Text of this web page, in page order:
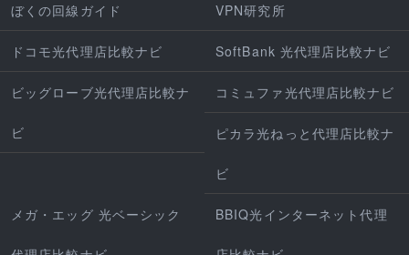
ぼくの回線ガイド VPN研究所
ドコモ光代理店比較ナビ SoftBank 光代理店比較ナビ
ビッグローブ光代理店比較ナ
ビ
コミュファ光代理店比較ナビ
ピカラ光ねっと代理店比較ナ
ビ
メガ・エッグ 光ベーシック BBIQ光インターネット代理